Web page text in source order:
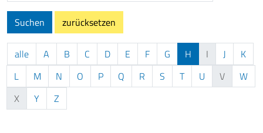
Suchen zurücksetzen
alle A B C D E F G H I J
K
L
M N O P Q R S T U V
W
X
Y Z